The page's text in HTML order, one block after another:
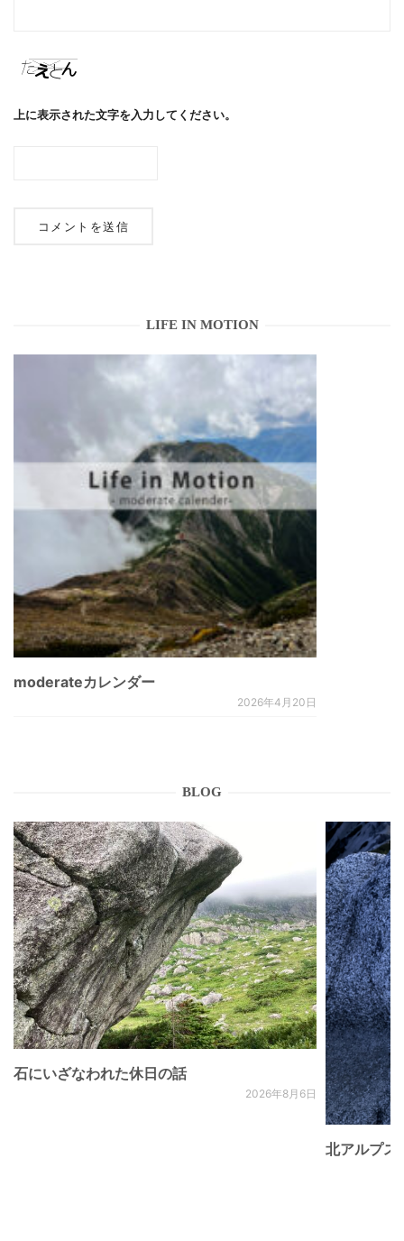
上に表示された文字を入力してください。
LIFE IN MOTION
moderateカレンダー
2026年4月20日
BLOG
石にいざなわれた休日の話
2026年8月6日
北アルプ